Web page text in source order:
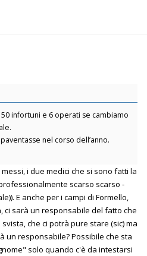
infortuni e 6 operati se cambiamo
nel corso dell’anno.
i due medici che si sono fatti la
scarso scarso -
E anche per i campi di Formello,
ci sarà un responsabile del fatto che
che ci potrà pure stare (sic) ma
un responsabile? Possibile che sta
solo quando c'è da intestarsi